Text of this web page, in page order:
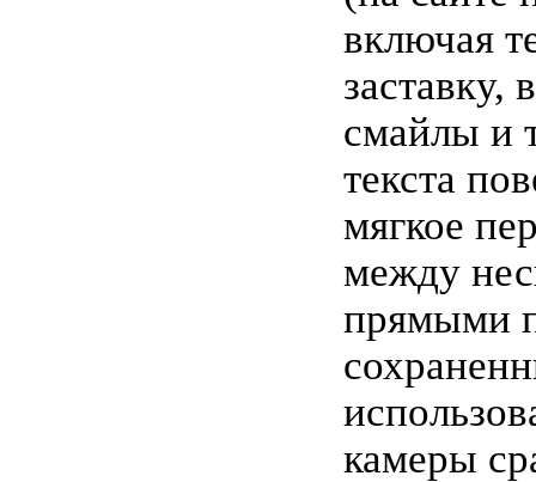
включая
заставку,
смайлы и
текста
мягкое
между
прямыми
камеры